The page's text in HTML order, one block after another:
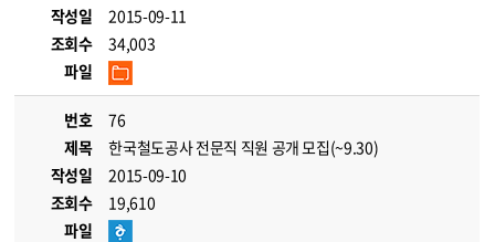
작성일
2015-09-11
조회수
34,003
파일
번호
76
제목
한국철도공사 전문직 직원 공개 모집(~9.30)
작성일
2015-09-10
조회수
19,610
파일